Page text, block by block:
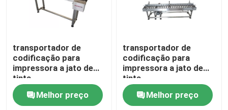
transportador de
codificação para
impressora a jato de
tinta
Melhor preço
transportador de
codificação para
impressora a jato de
tinta
Melhor preço